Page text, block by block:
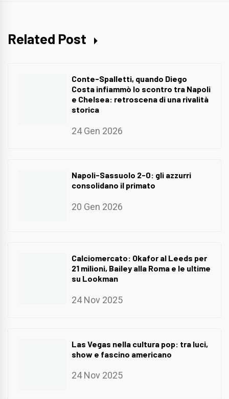
Related Post
Conte-Spalletti, quando Diego
Costa infiammò lo scontro tra Napoli
e Chelsea: retroscena di una rivalità
storica
24 Gen 2026
Napoli-Sassuolo 2-0: gli azzurri
consolidano il primato
20 Gen 2026
Calciomercato: Okafor al Leeds per
21 milioni, Bailey alla Roma e le ultime
su Lookman
24 Nov 2025
Las Vegas nella cultura pop: tra luci,
show e fascino americano
24 Nov 2025